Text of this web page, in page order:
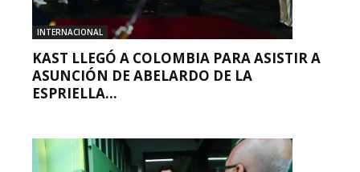
INTERNACIONAL
KAST LLEGÓ A COLOMBIA PARA ASISTIR A
ASUNCIÓN DE ABELARDO DE LA
ESPRIELLA...